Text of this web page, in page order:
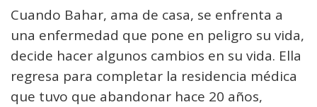
Cuando Bahar, ama de casa, se enfrenta a
una enfermedad que pone en peligro su vida,
decide hacer algunos cambios en su vida. Ella
regresa para completar la residencia médica
que tuvo que abandonar hace 20 años,